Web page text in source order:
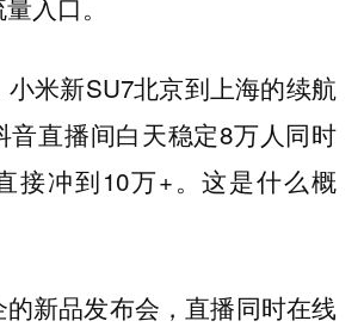
入口。
米新SU7北京到上海的续航
音直播间白天稳定8万人同时
接冲到10万+。这是什么概
新品发布会，直播同时在线